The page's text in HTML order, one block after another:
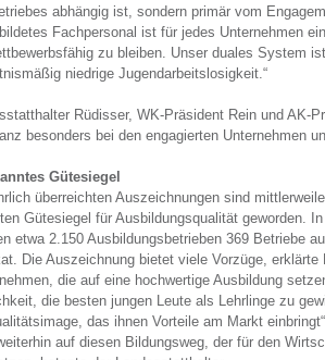
abhängig ist, sondern primär vom
Fachpersonal ist für jedes Unternehmen
zu bleiben. Unser duales System
niedrige Jugendarbeitslosigkeit.“
Rüdisser, WK-Präsident Rein und AK-
besonders bei den engagierten Unternehmen
Gütesiegel
überreichten Auszeichnungen sind
Gütesiegel für Ausbildungsqualität geworden.
etwa 2.150 Ausbildungsbetrieben 369 Betriebe
Die Auszeichnung bietet viele Vorzüge,
die auf eine hochwertige Ausbildung
die besten jungen Leute als Lehrlinge zu
das ihnen Vorteile am Markt
auf diesen Bildungsweg, der für den